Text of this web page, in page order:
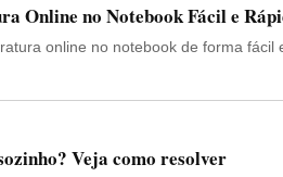
Online no Notebook Fácil e
online no notebook de forma
Veja como resolver